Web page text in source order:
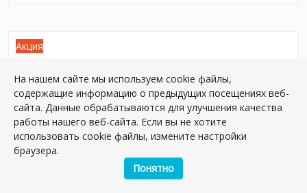
Акция
На нашем сайте мы используем cookie файлы,
содержащие информацию о предыдущих посещениях веб-
сайта. Данные обрабатываются для улучшения качества
работы нашего веб-сайта. Если вы не хотите
использовать cookie файлы, измените настройки
браузера.
Понятно